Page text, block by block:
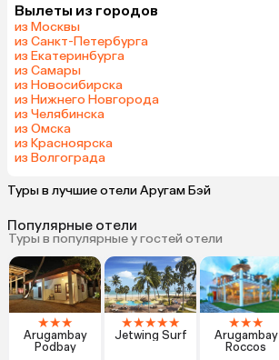
Вылеты из городов
из Москвы
из Санкт-Петербурга
из Екатеринбурга
из Самары
из Новосибирска
из Нижнего Новгорода
из Челябинска
из Омска
из Красноярска
из Волгограда
Туры в лучшие отели Аругам Бэй
Популярные отели
Туры в популярные у гостей отели
★★★
Arugambay
Podbay
★★★★★
Jetwing Surf
★★★
Arugambay
Roccos